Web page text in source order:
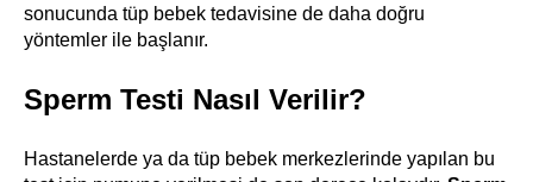
sonucunda tüp bebek tedavisine de daha doğru
yöntemler ile başlanır.
Sperm Testi Nasıl Verilir?
Hastanelerde ya da tüp bebek merkezlerinde yapılan bu